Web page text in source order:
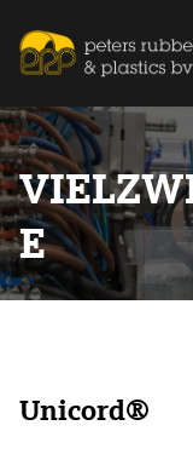
E
Unicord®